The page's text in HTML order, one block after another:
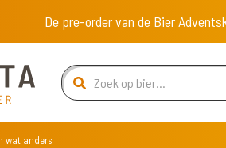
De pre-order van de Bier
wat anders